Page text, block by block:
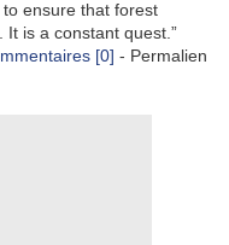
ensure that forest
is a constant quest.”
[0] - Permalien